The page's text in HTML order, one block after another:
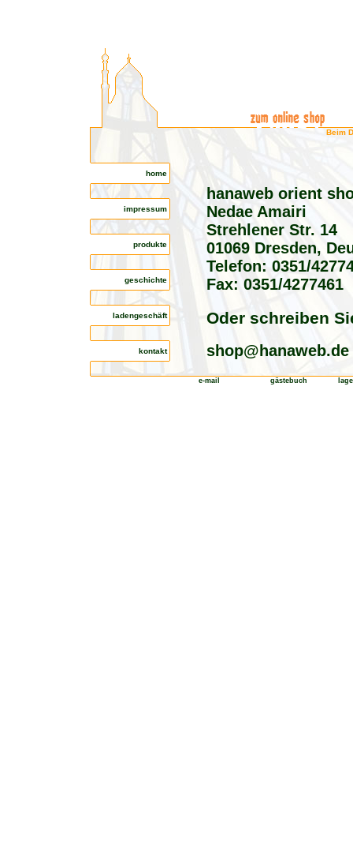
Beim
hanaweb orient
Nedae Amairi
Strehlener Str. 14
01069 Dresden,
Telefon: 0351/
Fax: 0351/4277461
Oder schreiben
shop@hanaweb.de
home-
impressum-
produkte-
geschichte-
ladengeschäft-
kontakt-
e-mail gästebuch